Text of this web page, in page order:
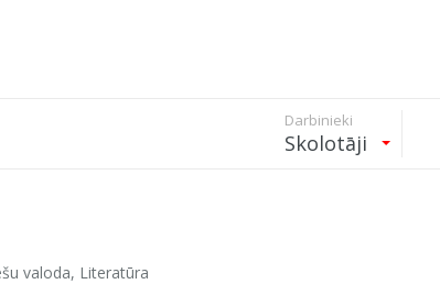
Darbinieki
Skolotāji
valoda, Literatūra